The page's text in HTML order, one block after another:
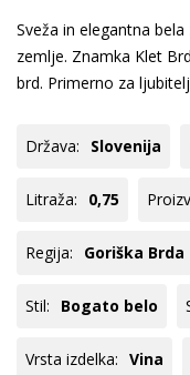
Sveža in elegantna
zemlje. Znamka Klet
brd. Primerno za
Država: Slovenija
Litraža: 0,75
Regija: Goriška Brda
Stil: Bogato belo
Vrsta izdelka: Vina